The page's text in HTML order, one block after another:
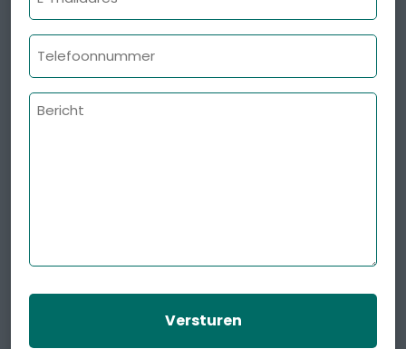
mailadres
Telefoonnummer
Bericht